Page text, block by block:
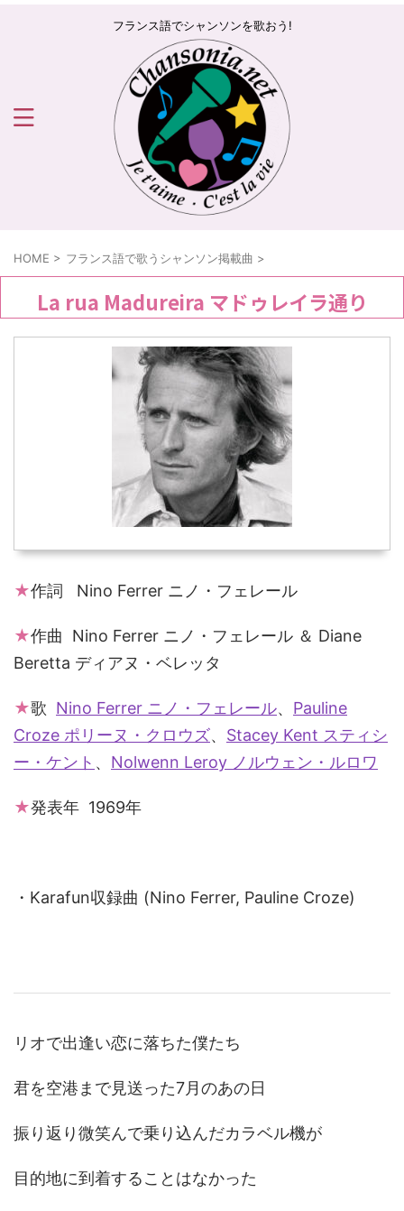
フランス語でシャンソンを歌おう!
HOME > フランス語で歌うシャンソン掲載曲 >
La rua Madureira マドゥレイラ通り
★作詞 Nino Ferrer ニノ・フェレール
★作曲 Nino Ferrer ニノ・フェレール ＆ Diane
Beretta ディアヌ・ベレッタ
★歌 Nino Ferrer ニノ・フェレール、 Pauline
Croze ポリーヌ・クロウズ、 Stacey Kent スティシ
ー・ケント 、 Nolwenn Leroy ノルウェン・ルロワ
★発表年 1969年
・Karafun収録曲 (Nino Ferrer, Pauline Croze)
リオで出逢い恋に落ちた僕たち
君を空港まで見送った7月のあの日
振り返り微笑んで乗り込んだカラベル機が
目的地に到着することはなかった